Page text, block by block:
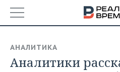
БАШКОРТОСТАН
НОВОСТИ
АНАЛИТИКА
Аналитики